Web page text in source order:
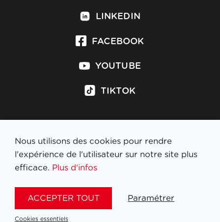
LINKEDIN
FACEBOOK
YOUTUBE
TIKTOK
S'inscrire à la newsletter
Nous utilisons des cookies pour rendre
l'expérience de l'utilisateur sur notre site plus
efficace. Plus d'infos
ACCEPTER TOUT Paramétrer
Cookies essentiels